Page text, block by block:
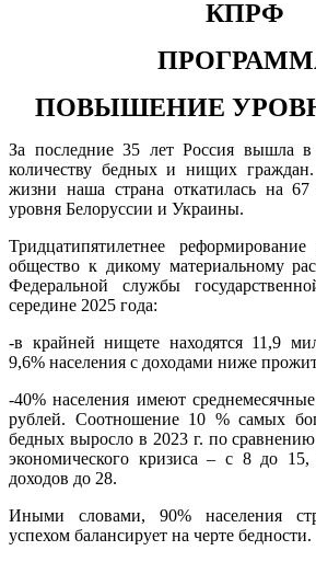
КПРФ
ПОВЫШЕНИЕ
За последние 35 лет Россия вышла
количеству бедных и нищих
жизни наша страна откатилась на
уровня Белоруссии и Украины.
Тридцатипятилетнее
общество к дикому материальному
Федеральной службы
середине 2025 года:
-в крайней нищете находятся 11,9
9,6% населения с доходами ниже
-40% населения имеют
рублей. Соотношение 10 % самых
бедных выросло в 2023 г. по
экономического кризиса – с 8 до
доходов до 28.
Иными словами, 90% населения
успехом балансирует на черте бедности.